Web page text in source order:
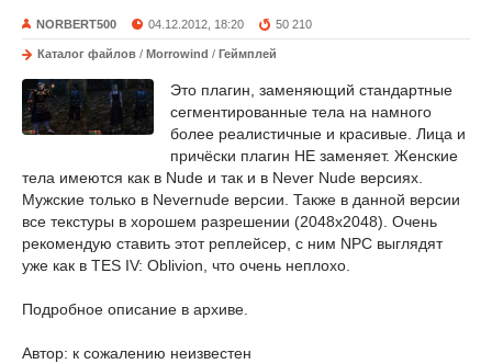
NORBERT500 04.12.2012, 18:20 50 210
Каталог файлов / Morrowind / Геймплей
Это плагин, заменяющий стандартные
сегментированные тела на намного
более реалистичные и красивые. Лица и
причёски плагин НЕ заменяет. Женские
тела имеются как в Nude и так и в Never Nude версиях.
Мужские только в Nevernude версии. Также в данной версии
все текстуры в хорошем разрешении (2048x2048). Очень
рекомендую ставить этот реплейсер, с ним NPC выглядят
уже как в TES IV: Oblivion, что очень неплохо.
Подробное описание в архиве.
Автор: к сожалению неизвестен